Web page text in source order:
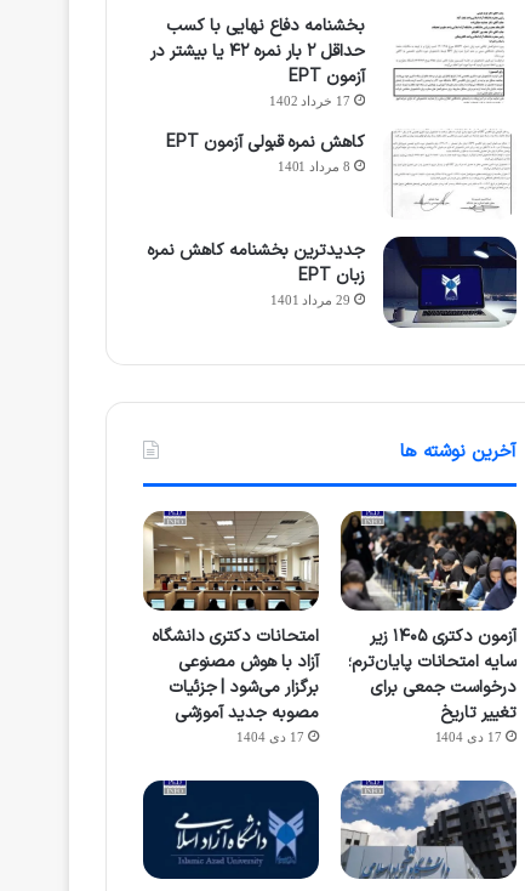
بخشنامه دفاع نهایی با کسب
حداقل ۲ بار نمره ۴۲ یا بیشتر در
آزمون EPT
17 خرداد 1402
کاهش نمره قبولی آزمون EPT
8 مرداد 1401
جدیدترین بخشنامه کاهش نمره
زبان EPT
29 مرداد 1401
آخرین نوشته ها
آزمون دکتری ۱۴۰۵ زیر
سایه امتحانات پایان‌ترم؛
درخواست جمعی برای
تغییر تاریخ
17 دی 1404
امتحانات دکتری دانشگاه
آزاد با هوش مصنوعی
برگزار می‌شود | جزئیات
مصوبه جدید آموزشی
17 دی 1404